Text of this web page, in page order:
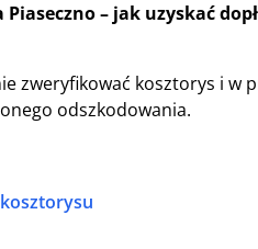
– jak uzyskać
zweryfikować kosztorys i w
odszkodowania.